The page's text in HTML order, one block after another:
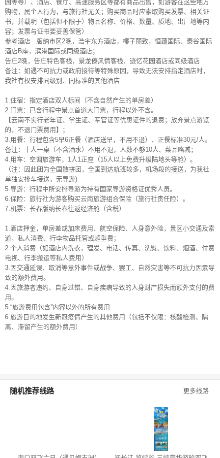
园等等）、酒店、餐厅、高速服务区等都有商品出售，如游客在这些地方
购物，属个人行为，与旅行社无关；购买商品时应索取购买发票、相关证
书，并载明（包括但不限于）物品名称、价格、数量、质地、出厂地等内
容；发票与证书要妥善保管）
参考酒店
版纳市区2晚，浩宇东方酒店，椰子丽致，恒蕴国际、泰谷国际
酒店B座，滨港国际或同级酒店；
告庄2晚，告庄特色客栈，景龙傣风情客栈，迹忆花园酒店或同级酒店
备注：如遇不可抗力或政府接待等特殊原因，导致无法安排指定酒店时，
我社有权安排同级别、同标准的其他酒店
1.住宿：指定酒店双人标间（不含自然产生的单房差）
2.门票：已含行程中景点首道大门票，行程以外不含。
【云南不实行老年证、学生证、军官证等优惠证件的退费；放弃景点游览
的，不退门票费用】；
3.用餐：行程包含5早6正餐（酒店送早，不用不退）、正餐标准30元/人。
备注：十人一桌（不含酒水）不用不退，人数不够10人、菜品略减；
4.用车：空调旅游车，1人1正座（15人以上免费升级陆地头等舱）。
（注：因此团为全国散拼团，全国到达航班较多，机场段的接送，为我社
单独安排车接送，无导游)
5.导游：行程中所安排导游为持有国家导游资格证优秀人员。
6.保险：旅行社为游客购买云南旅游组合保险（旅行社责任险）。
7.机票：长春版纳长春往返经济舱（含税）
1.酒店押金，单房差或加床费用、航空保险、人身意外险，景区小交通及索
道，私人消费、行李物品托管或超重费；
2.个人消费（如酒店内洗衣，理发、电话、传真、洗熨、饮料、烟酒、付费
电视、行李搬运等私人费用）
3.因交通延误、取消等意外事件或战争、罢工、自然灾害等不可抗力因素导
致的额外费用。
4.因旅游者违约、自身过错、自身疾病导致的人身财产损失而额外支付的费
用。
5.“旅游费用包含”内容以外的所有费用
6.旅游目的地发生新冠疫情产生的其他费用（包括不仅限：核酸检测、隔
离、滞留产生的额外费用）
更多线路
随机推荐线路